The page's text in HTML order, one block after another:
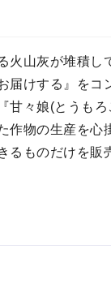
山灰が堆積し
けする』をコ
甘々娘(とうも
作物の生産を心
ものだけを販